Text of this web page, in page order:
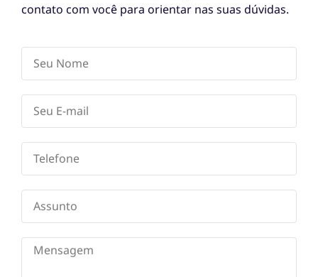
contato com você para orientar nas suas dúvidas.